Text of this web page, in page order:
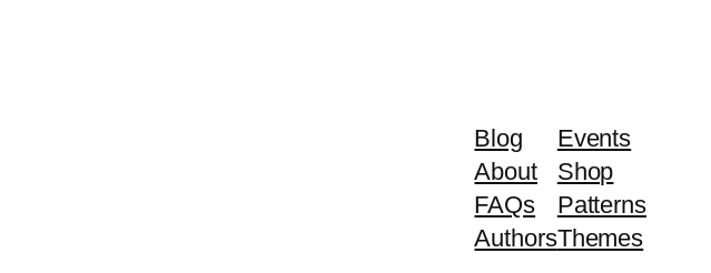
Blog
About
FAQs
Authors
Events
Shop
Patterns
Themes